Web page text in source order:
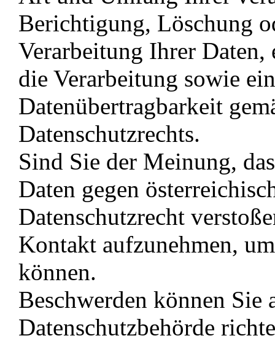
Berichtigung, Löschung
Verarbeitung Ihrer Daten,
die Verarbeitung sowie
Datenübertragbarkeit
Datenschutzrechts.
Sind Sie der Meinung,
Daten gegen
Datenschutzrecht
Kontakt aufzunehmen,
können.
Beschwerden können Sie
Datenschutzbehörde